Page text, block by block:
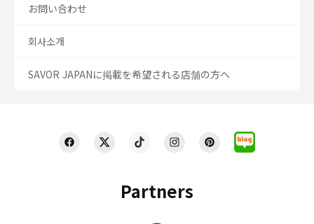
Partners
お問い合わせ
회사소개
SAVOR JAPANに掲載を希望される店舗の方へ